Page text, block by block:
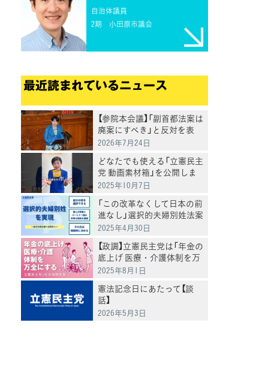
自治体議員
2期小田原市議会
最近読まれているニュース
【参院本会議】「副首都法案は
廃案にすべき」と反対を表
明 岸真紀子議員
2026年7月24日
どなたでも使える「立憲民主
党 動画素材箱」を公開しま
した
2025年10月7日
「この改革なくして日本の前
進なし」選択的夫婦別姓法案
を提出
2025年4月30日
【政調】立憲民主党は「年金の
底上げ 医療・介護体制を万
全にする」
2025年8月1日
憲法記念日にあたって【談
話】
2026年5月3日